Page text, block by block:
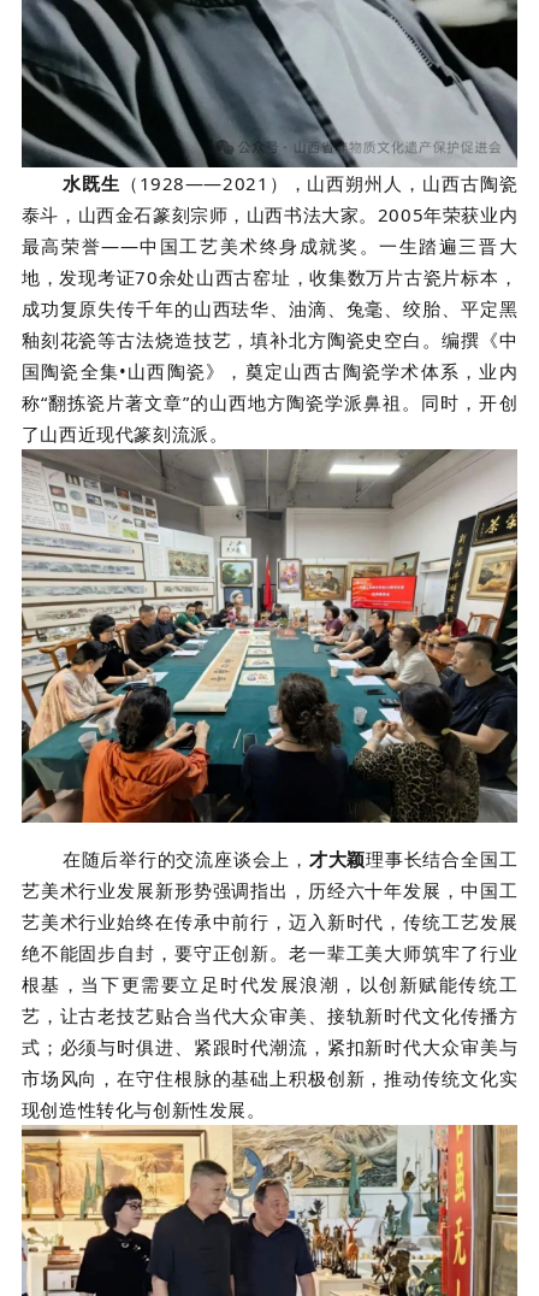
水既生 （1928——2021），山西朔州人， 山西古陶瓷
泰斗，山西金石篆刻宗师，山西书法大家。2005年荣获业内
最高荣誉——中国工艺美术终身成就奖。一生踏遍三晋大
地，发现考证70余处山西古窑址，收集数万片古瓷片标本，
成功复原失传千年的山西珐华、油滴、兔毫、绞胎、平定黑
釉刻花瓷等古法烧造技艺，填补北方陶瓷史空白。编撰《中
国陶瓷全集•山西陶瓷》，奠定山西古陶瓷学术体系，业内
称“翻拣瓷片著文章”的山西地方陶瓷学派鼻祖。同时，开创
了山西近现代篆刻流派。
在随后举行的交流座谈会上， 才大颖理事长结合全国工
艺美术行业发展新形势强调指出，历经六十年发展，中国工
艺美术行业始终在传承中前行，迈入新时代，传统工艺发展
绝不能固步自封，要守正创新。老一辈工美大师筑牢了行业
根基，当下更需要立足时代发展浪潮，以创新赋能传统工
艺，让古老技艺贴合当代大众审美、接轨新时代文化传播方
式；必须与时俱进、紧跟时代潮流，紧扣新时代大众审美与
市场风向，在守住根脉的基础上积极创新，推动传统文化实
现创造性转化与创新性发展。